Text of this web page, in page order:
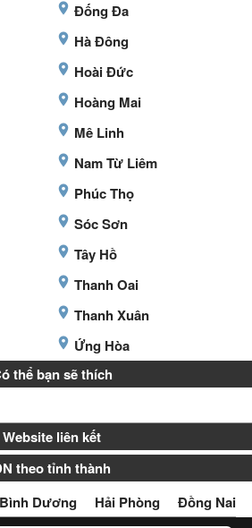
Đống Đa
Hà Đông
Hoài Đức
Hoàng Mai
Mê Linh
Nam Từ Liêm
Phúc Thọ
Sóc Sơn
Tây Hồ
Thanh Oai
Thanh Xuân
Ứng Hòa
thể bạn sẽ thích
Website liên kết
theo tỉnh thành
Bình Dương Hải Phòng Đồng Nai